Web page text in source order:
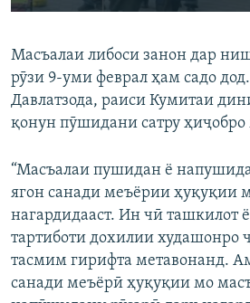
Auto 240p 360p
720p
Масъалаи либоси занон дар
рӯзи 9-уми феврал ҳам садо
Давлатзода, раиси Кумитаи
қонун пӯшидани сатру ҳиҷобро
“Масъалаи пушидан ё
ягон санади меъёрии ҳуқуқии
нагардидааст. Ин чӣ ташкилот
тартиботи дохилии худашонро
тасмим гирифта метавонанд.
санади меъёрӣ ҳуқуқии мо